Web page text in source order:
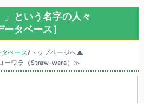
」という名字の人々
ータベース］
ベース/トップページへ▲
ーワラ（Straw-wara）≫